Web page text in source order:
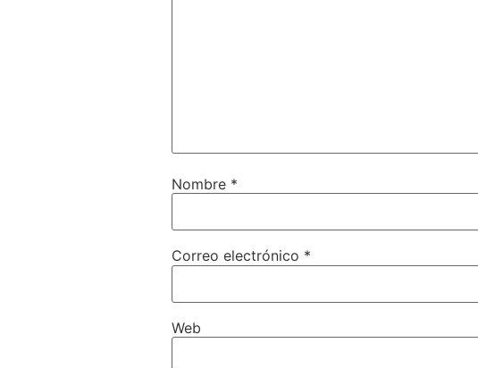
Nombre *
Correo electrónico *
Web